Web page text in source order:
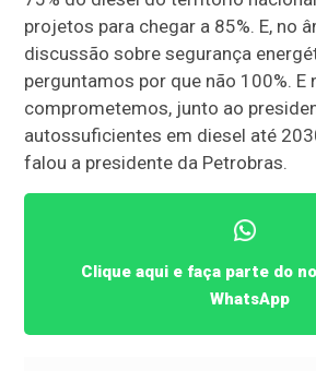
projetos para chegar a 85%. E, no
discussão sobre segurança
perguntamos por que não 100%. E
comprometemos, junto ao
autossuficientes em diesel até
falou a presidente da Petrobras.
Clique aqui e faça parte do
WhatsApp